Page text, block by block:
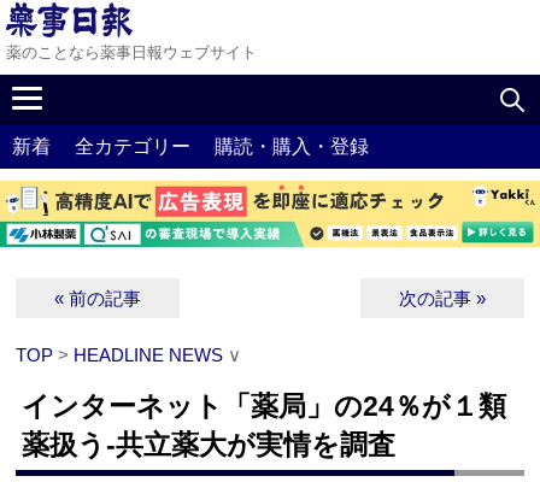
薬のことなら薬事日報ウェブサイト
新着 全カテゴリー 購読・購入・登録
« 前の記事 次の記事 »
TOP > HEADLINE NEWS ∨
インターネット「薬局」の24％が１類
薬扱う‐共立薬大が実情を調査